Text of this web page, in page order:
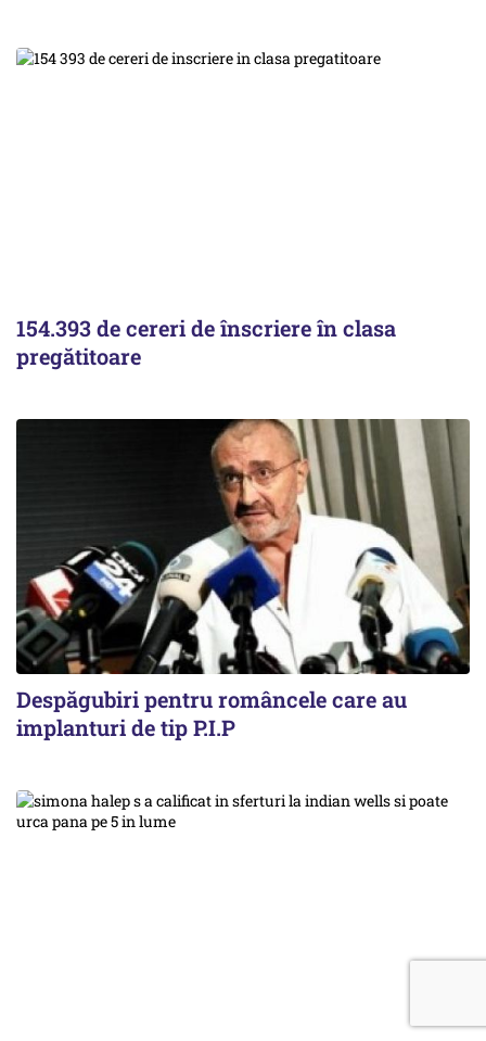
154.393 de cereri de înscriere în clasa
pregătitoare
Despăgubiri pentru româncele care au
implanturi de tip P.I.P